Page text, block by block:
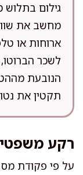
גילום
מחשב את
ארוחות או
לשכר
הנובעת
תקטין את
רקע
על פי פקודת